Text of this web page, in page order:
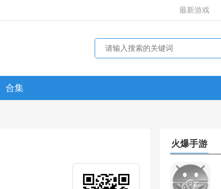
最新游戏
合集
火爆手游